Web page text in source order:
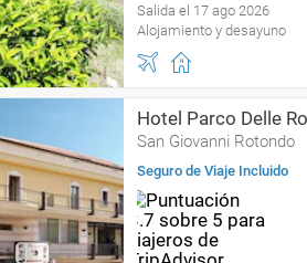
Salida el 17 ago 2026
Alojamiento y desayuno
Hotel Parco Delle
San Giovanni Rotondo
Seguro de Viaje Incluido